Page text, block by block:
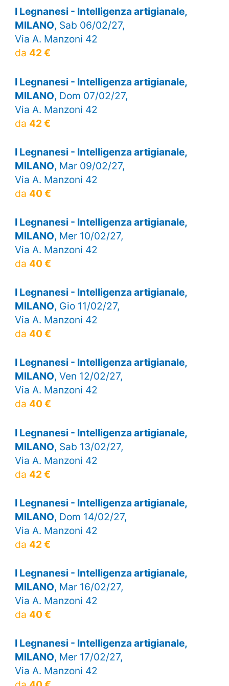
I Legnanesi - Intelligenza artigianale,
MILANO, Sab 06/02/27,
Via A. Manzoni 42
da 42 €
I Legnanesi - Intelligenza artigianale,
MILANO, Dom 07/02/27,
Via A. Manzoni 42
da 42 €
I Legnanesi - Intelligenza artigianale,
MILANO, Mar 09/02/27,
Via A. Manzoni 42
da 40 €
I Legnanesi - Intelligenza artigianale,
MILANO, Mer 10/02/27,
Via A. Manzoni 42
da 40 €
I Legnanesi - Intelligenza artigianale,
MILANO, Gio 11/02/27,
Via A. Manzoni 42
da 40 €
I Legnanesi - Intelligenza artigianale,
MILANO, Ven 12/02/27,
Via A. Manzoni 42
da 40 €
I Legnanesi - Intelligenza artigianale,
MILANO, Sab 13/02/27,
Via A. Manzoni 42
da 42 €
I Legnanesi - Intelligenza artigianale,
MILANO, Dom 14/02/27,
Via A. Manzoni 42
da 42 €
I Legnanesi - Intelligenza artigianale,
MILANO, Mar 16/02/27,
Via A. Manzoni 42
da 40 €
I Legnanesi - Intelligenza artigianale,
MILANO, Mer 17/02/27,
Via A. Manzoni 42